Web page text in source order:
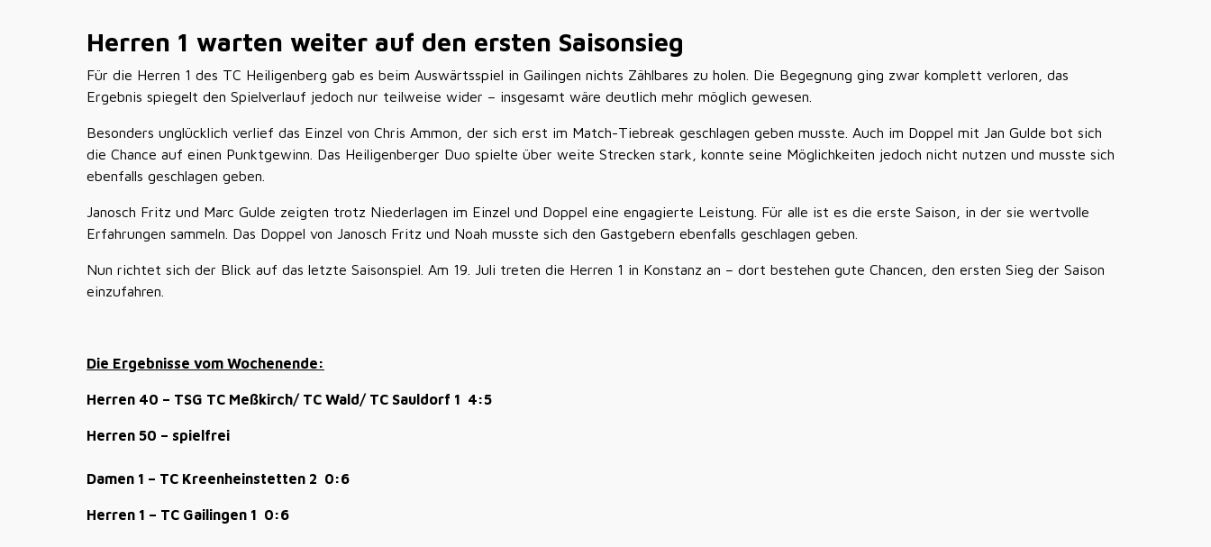
Herren 1 warten weiter auf den ersten Saisonsieg
Für die Herren 1 des TC Heiligenberg gab es beim Auswärtsspiel in Gailingen nichts Zählbares zu holen. Die Begegnung ging zwar komplett verloren, das
Ergebnis spiegelt den Spielverlauf jedoch nur teilweise wider – insgesamt wäre deutlich mehr möglich gewesen.
Besonders unglücklich verlief das Einzel von Chris Ammon, der sich erst im Match-Tiebreak geschlagen geben musste. Auch im Doppel mit Jan Gulde bot sich
die Chance auf einen Punktgewinn. Das Heiligenberger Duo spielte über weite Strecken stark, konnte seine Möglichkeiten jedoch nicht nutzen und musste sich
ebenfalls geschlagen geben.
Janosch Fritz und Marc Gulde zeigten trotz Niederlagen im Einzel und Doppel eine engagierte Leistung. Für alle ist es die erste Saison, in der sie wertvolle
Erfahrungen sammeln. Das Doppel von Janosch Fritz und Noah musste sich den Gastgebern ebenfalls geschlagen geben.
Nun richtet sich der Blick auf das letzte Saisonspiel. Am 19. Juli treten die Herren 1 in Konstanz an – dort bestehen gute Chancen, den ersten Sieg der Saison
einzufahren.
Die Ergebnisse vom Wochenende:
Herren 40 – TSG TC Meßkirch/ TC Wald/ TC Sauldorf 1 4:5
Herren 50 – spielfrei
Damen 1 – TC Kreenheinstetten 2 0:6
Herren 1 – TC Gailingen 1 0:6